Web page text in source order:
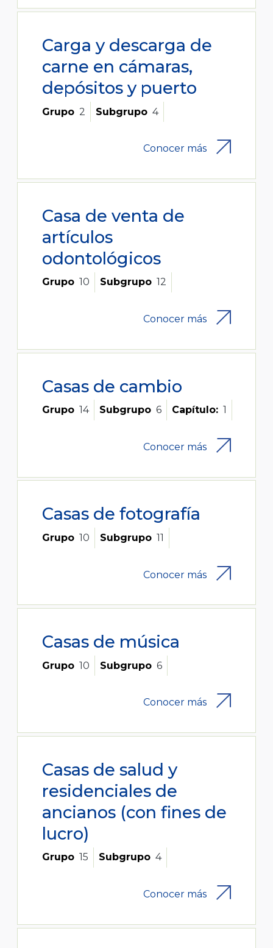
Carga y descarga de
carne en cámaras,
depósitos y puerto
Grupo 2 Subgrupo 4
Conocer más
Casa de venta de
artículos
odontológicos
Grupo 10 Subgrupo 12
Conocer más
Casas de cambio
Grupo 14 Subgrupo 6 Capítulo: 1
Conocer más
Casas de fotografía
Grupo 10 Subgrupo 11
Conocer más
Casas de música
Grupo 10 Subgrupo 6
Conocer más
Casas de salud y
residenciales de
ancianos (con fines de
lucro)
Grupo 15 Subgrupo 4
Conocer más